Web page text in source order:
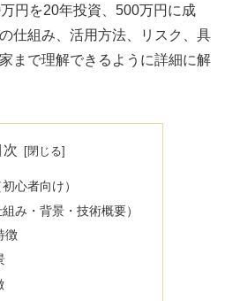
円を20年投資、500万円に成
仕組み、活用方法、リスク、具
まで理解できるように詳細に解
次
心者向け）
み・背景・技術概要）
徴